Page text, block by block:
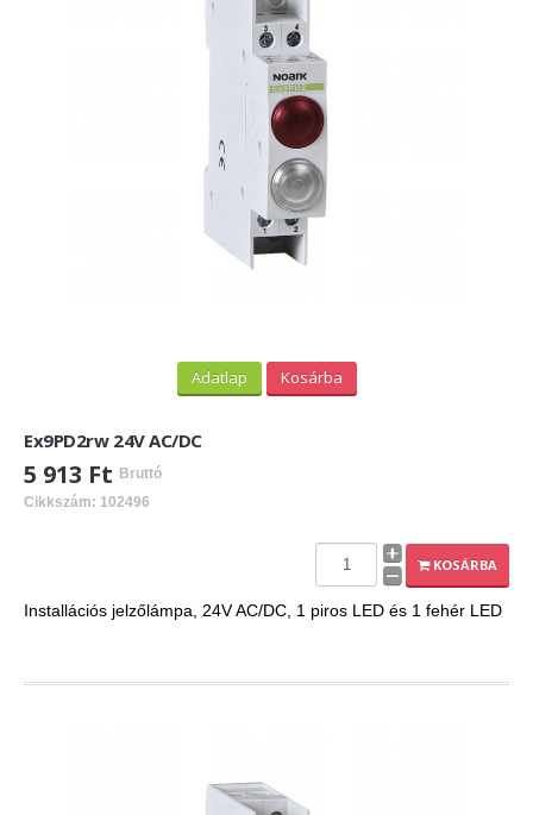
HOGYAN TUDOK ONLINE VÁSÁROLNI?
ÁRLISTA
Adatlap Kosárba
Ex9PD2rw 24V AC/DC
5 913 Ft Bruttó
Cikkszám: 102496
KOSÁRBA
Installációs jelzőlámpa, 24V AC/DC, 1 piros LED és 1 fehér LED